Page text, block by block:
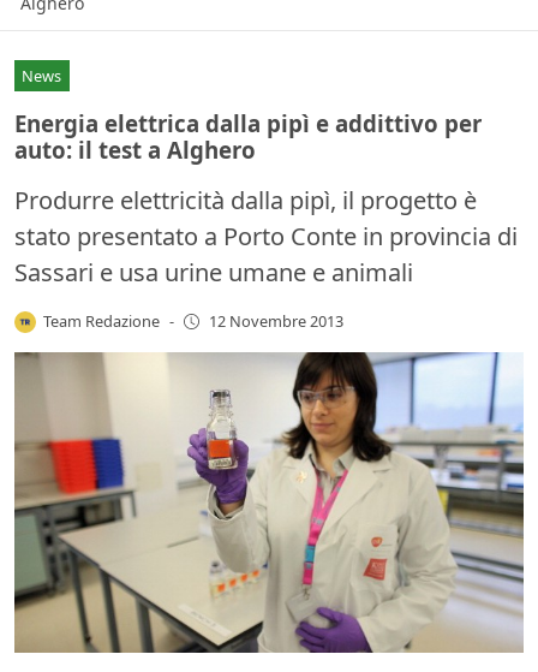
News
Energia elettrica dalla pipì e addittivo per
auto: il test a Alghero
Produrre elettricità dalla pipì, il progetto è
stato presentato a Porto Conte in provincia di
Sassari e usa urine umane e animali
Team Redazione - 12 Novembre 2013